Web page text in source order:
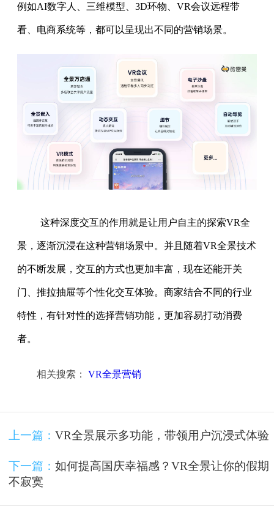
例如AI数字人、三维模型、3D环物、VR会议远程带
看、电商系统等，都可以呈现出不同的营销场景。
这种深度交互的作用就是让用户自主的探索VR全
景，逐渐沉浸在这种营销场景中。并且随着VR全景技术
的不断发展，交互的方式也更加丰富，现在还能开关
门、推拉抽屉等个性化交互体验。商家结合不同的行业
特性，有针对性的选择营销功能，更加容易打动消费
者。
相关搜索： VR全景营销
上一篇： VR全景展示多功能，带领用户沉浸式体验
下一篇： 如何提高国庆幸福感？VR全景让你的假期
不寂寞